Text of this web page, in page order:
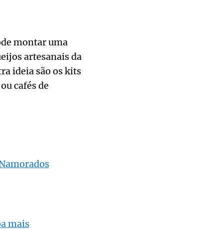
montar uma
artesanais da
ideia são os kits
cafés de
mais